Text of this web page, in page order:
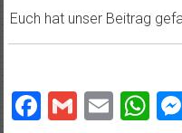
Euch hat unser Beitrag
Facebook
Gmail
Email